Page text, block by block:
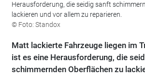
Herausforderung, die seidig sanft
lackieren und vor allem zu reparieren.
© Foto: Standox
Matt lackierte Fahrzeuge liegen im
ist es eine Herausforderung, die
schimmernden Oberflächen zu